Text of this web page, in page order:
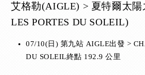
艾格勒(AIGLE) > 夏特爾太陽
LES PORTES DU SOLEIL)
07/10(日) 第九站 AIGLE出發 >
DU SOLEIL終點 192.9 公里